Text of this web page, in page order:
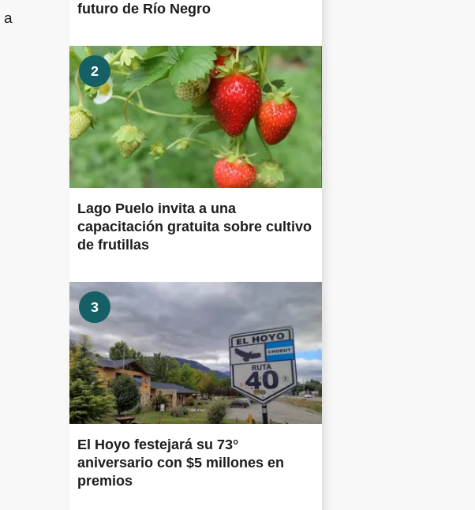
a
futuro de Río Negro
2
Lago Puelo invita a una
capacitación gratuita sobre cultivo
de frutillas
3
El Hoyo festejará su 73°
aniversario con $5 millones en
premios